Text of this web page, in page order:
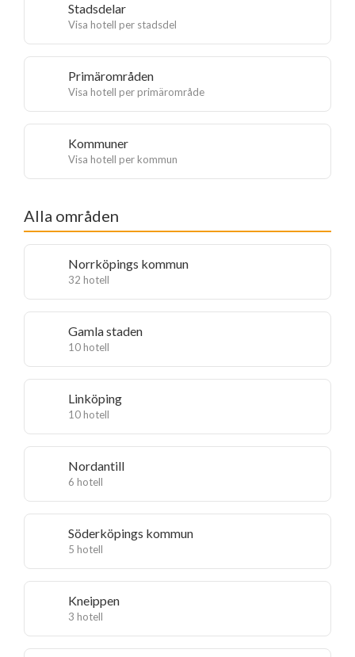
Stadsdelar
Visa hotell per stadsdel
Primärområden
Visa hotell per primärområde
Kommuner
Visa hotell per kommun
Alla områden
Norrköpings kommun
32 hotell
Gamla staden
10 hotell
Linköping
10 hotell
Nordantill
6 hotell
Söderköpings kommun
5 hotell
Kneippen
3 hotell